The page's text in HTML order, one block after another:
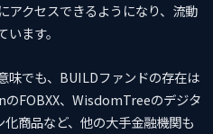
アクセスできるようになり、流動
ます。
味でも、BUILDファンドの存在は
FOBXX、WisdomTreeのデジタ
商品など、他の大手金融機関も